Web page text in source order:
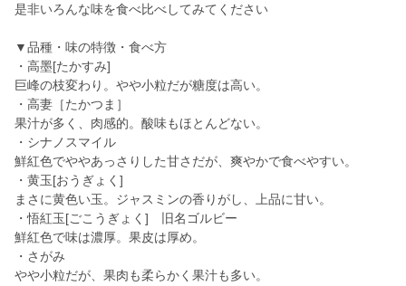
是非いろんな味を食べ比べしてみてください
▼品種・味の特徴・食べ方
・高墨[たかすみ]
巨峰の枝変わり。やや小粒だが糖度は高い。
・高妻［たかつま］
果汁が多く、肉感的。酸味もほとんどない。
・シナノスマイル
鮮紅色でややあっさりした甘さだが、爽やかで食べやすい。
・黄玉[おうぎょく]
まさに黄色い玉。ジャスミンの香りがし、上品に甘い。
・悟紅玉[ごこうぎょく] 旧名ゴルビー
鮮紅色で味は濃厚。果皮は厚め。
・さがみ
やや小粒だが、果肉も柔らかく果汁も多い。